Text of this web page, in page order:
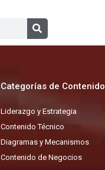
Categorías de Contenido
Liderazgo y Estrategia
Contenido Técnico
Diagramas y Mecanismos
Contenido de Negocios